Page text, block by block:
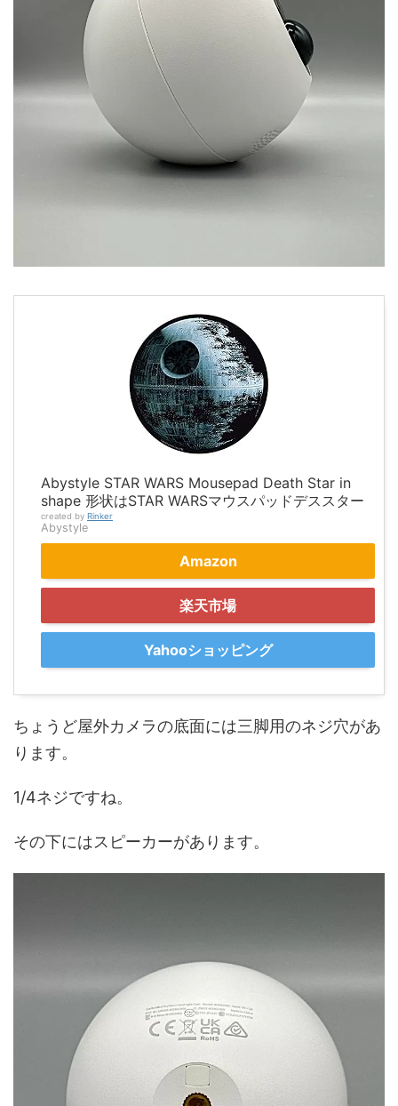
Abystyle STAR WARS Mousepad Death Star in
shape 形状はSTAR WARSマウスパッドデススター
created by Rinker
Abystyle
Amazon
楽天市場
Yahooショッピング
ちょうど屋外カメラの底面には三脚用のネジ穴があ
ります。
1/4ネジですね。
その下にはスピーカーがあります。